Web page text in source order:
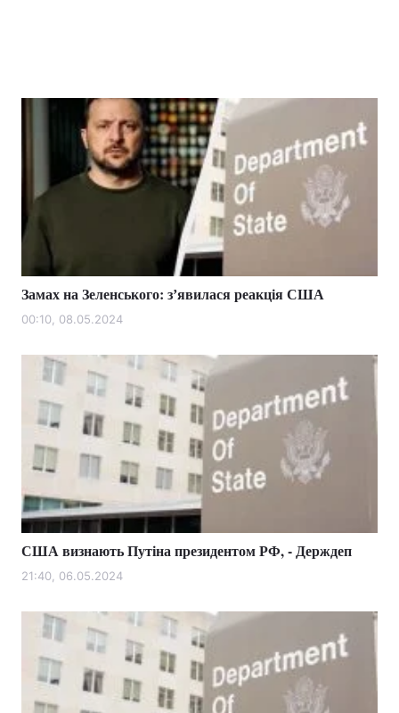
Замах на Зеленського: зʼявилася реакція США
00:10, 08.05.2024
США визнають Путіна президентом РФ, - Держдеп
21:40, 06.05.2024